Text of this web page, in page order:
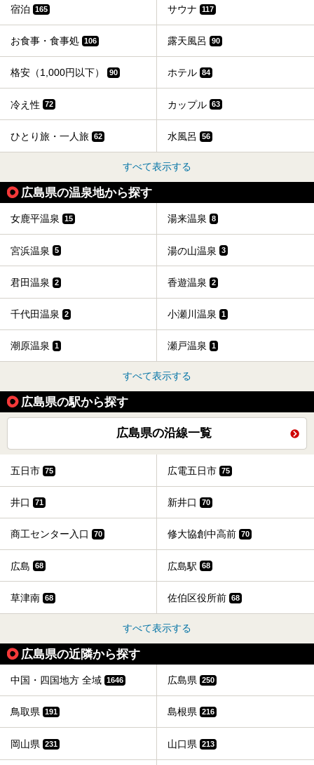
宿泊 165 サウナ 117
お食事・食事処 106 露天風呂 90
格安（1,000円以下） 90 ホテル 84
冷え性 72 カップル 63
ひとり旅・一人旅 62 水風呂 56
すべて表示する
広島県の温泉地から探す
女鹿平温泉 15 湯来温泉 8
宮浜温泉 5 湯の山温泉 3
君田温泉 2 香遊温泉 2
千代田温泉 2 小瀬川温泉 1
潮原温泉 1 瀬戸温泉 1
すべて表示する
広島県の駅から探す
広島県の沿線一覧
五日市 75 広電五日市 75
井口 71 新井口 70
商工センター入口 70 修大協創中高前 70
広島 68 広島駅 68
草津南 68 佐伯区役所前 68
すべて表示する
広島県の近隣から探す
中国・四国地方 全域 1646 広島県 250
鳥取県 191 島根県 216
岡山県 231 山口県 213